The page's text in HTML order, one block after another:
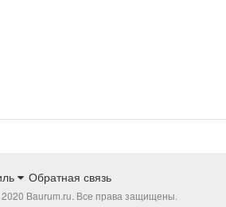
Обратная связь
Baurum.ru. Все права защищены.